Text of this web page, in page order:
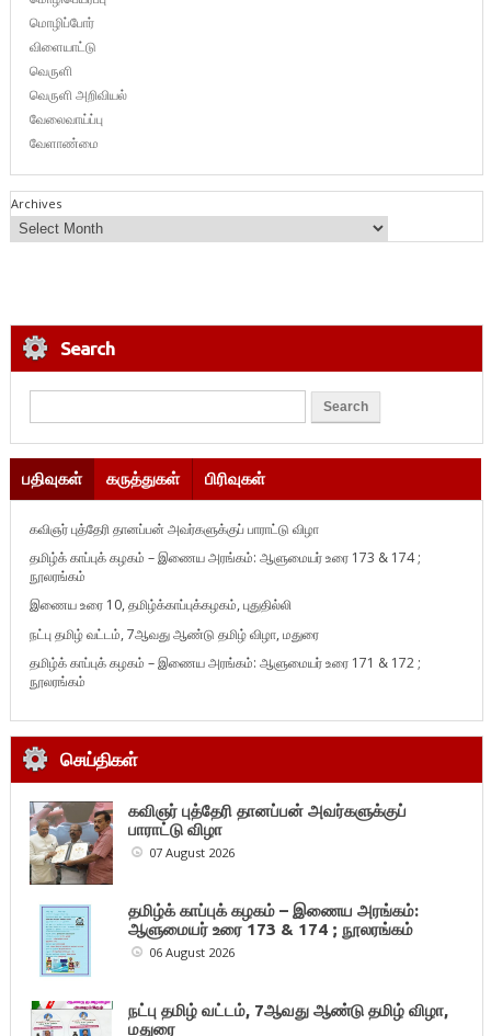
மொழிப்போர்
விளையாட்டு
வெருளி
வெருளி அறிவியல்
வேலைவாய்ப்பு
வேளாண்மை
Archives
Search
பதிவுகள் கருத்துகள் பிரிவுகள்
கவிஞர் புத்தேரி தானப்பன் அவர்களுக்குப் பாராட்டு விழா
தமிழ்க் காப்புக் கழகம் – இணைய அரங்கம்: ஆளுமையர் உரை 173 & 174 ;
நூலரங்கம்
இணைய உரை 10, தமிழ்க்காப்புக்கழகம், புதுதில்லி
நட்பு தமிழ் வட்டம், 7ஆவது ஆண்டு தமிழ் விழா, மதுரை
தமிழ்க் காப்புக் கழகம் – இணைய அரங்கம்: ஆளுமையர் உரை 171 & 172 ;
நூலரங்கம்
செய்திகள்
கவிஞர் புத்தேரி தானப்பன் அவர்களுக்குப்
பாராட்டு விழா
07 August 2026
தமிழ்க் காப்புக் கழகம் – இணைய அரங்கம்:
ஆளுமையர் உரை 173 & 174 ; நூலரங்கம்
06 August 2026
நட்பு தமிழ் வட்டம், 7ஆவது ஆண்டு தமிழ் விழா,
மதுரை